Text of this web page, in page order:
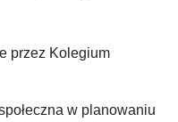
przez Kolegium
w planowaniu